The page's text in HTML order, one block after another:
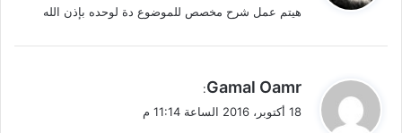
ل
هيتم عمل شرح مخصص للموضوع دة لوحده بإذن الله
ي
ق
Gamal Oamr
:
18 أكتوبر، 2016 الساعة 11:14 م